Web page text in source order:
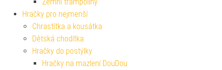
Hračky pro nejmenší
Chrastítka a kousátka
Dětská chodítka
Hračky do postýlky
Hračky na mazlení DouDou